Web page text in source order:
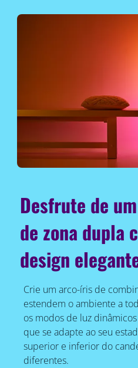
Desfrute de
de zona dupla
design
Crie um arco-íris de
estendem o ambiente a
os modos de luz
que se adapte ao seu
superior e inferior do
diferentes.